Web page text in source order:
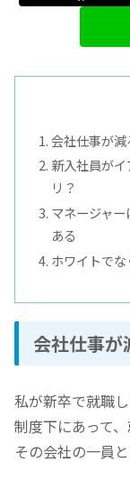
会社仕事が
新入社員が
リ？
マネージャ
ある
ホワイトで
会社仕事が
私が新卒で就職
制度下にあって
その会社の一員